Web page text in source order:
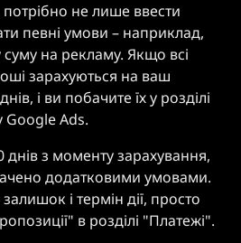
не лише ввести
певні умови – наприклад,
суму на рекламу. Якщо всі
зарахуються на ваш
і ви побачите їх у розділі
Google Ads.
днів з моменту зарахування,
додатковими умовами.
і термін дії, просто
в розділі "Платежі".